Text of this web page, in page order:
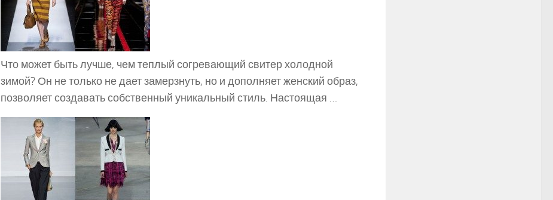
Что может быть лучше, чем теплый согревающий свитер холодной
зимой? Он не только не дает замерзнуть, но и дополняет женский образ,
позволяет создавать собственный уникальный стиль. Настоящая …